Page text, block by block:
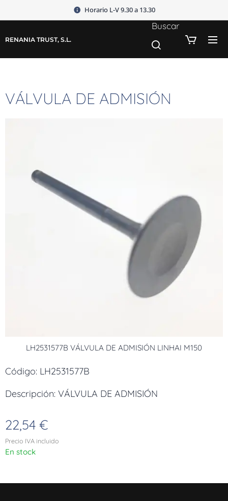
Horario L-V 9.30 a 13.30
RENANIA TRUST, S.L.
Buscar
VÁLVULA DE ADMISIÓN
LH2531577B VÁLVULA DE ADMISIÓN LINHAI M150
Código: LH2531577B
Descripción: VÁLVULA DE ADMISIÓN
22,54 €
Precio IVA incluido
En stock